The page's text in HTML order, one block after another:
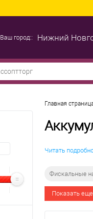
Ваш город:: Нижний
Главная
Читать
Фискальные
Показать